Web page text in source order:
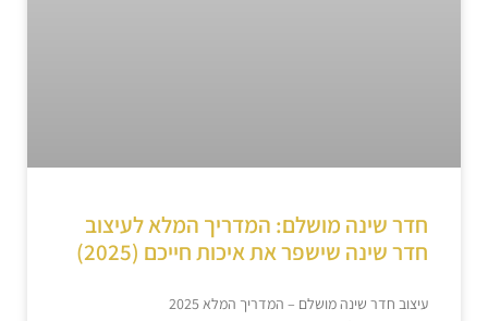
חדר שינה מושלם: המדריך המלא לעיצוב
חדר שינה שישפר את איכות חייכם (2025)
עיצוב חדר שינה מושלם – המדריך המלא 2025